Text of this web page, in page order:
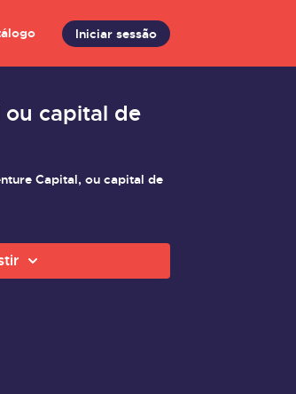
Iniciar sessão
ou capital de
Capital, ou capital de